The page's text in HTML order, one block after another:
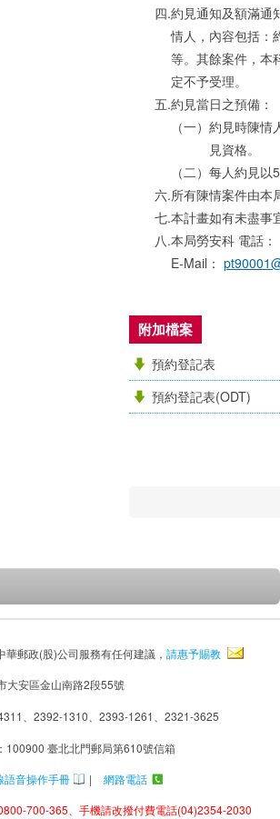
四.約見通知及額滿通
情人，內容包括：
等。其餘案件，本
定不予受理。
五.約見當日之預備：
（一） 約見時陳情
見資格。
（二） 每人約見以
六.所有陳情案件由本
七.本計畫如有未盡事
八.本局勞安科 電話
E-Mail：
附加檔案
預約登記表
預約登記表(ODT)
郵政(股)公司服務有任何建議， 請惠予賜教
大安區金山南路2段55號
、2392-1310、2393-1261、2321-3625
100900 臺北北門郵局第610號信箱
語音操作手冊 |
網路電話
700-365、手機請改撥付費電話(04)2354-2030